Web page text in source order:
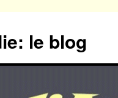
le blog